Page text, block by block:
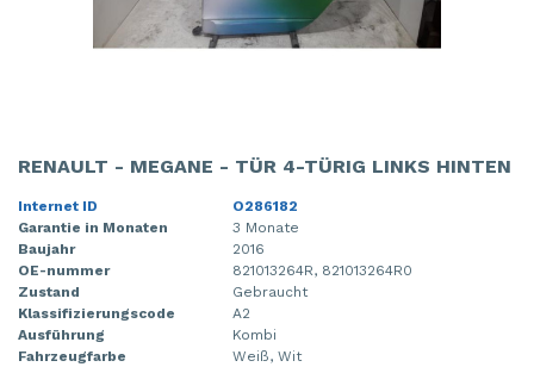
RENAULT - MEGANE - TÜR 4-TÜRIG LINKS HINTEN
Internet ID
O286182
Garantie in Monaten
3 Monate
Baujahr
2016
OE-nummer
821013264R, 821013264R0
Zustand
Gebraucht
Klassifizierungscode
A2
Ausführung
Kombi
Fahrzeugfarbe
Weiß, Wit